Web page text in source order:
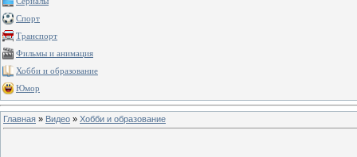
Спорт
Транспорт
Фильмы и анимация
Хобби и образование
Юмор
Главная » Видео » Хобби и образование